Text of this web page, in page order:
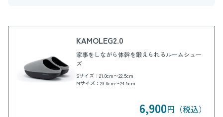
KAMOLEG2.0
家事をしながら体幹を鍛えられるルームシュー
ズ
Sサイズ：21.0cm〜22.5cm
Mサイズ：23.0cm〜24.5cm
6,900円（税込）